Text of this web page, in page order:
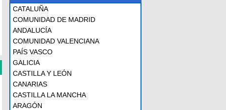
CATALUÑA
COMUNIDAD DE MADRID
ANDALUCÍA
COMUNIDAD VALENCIANA
PAÍS VASCO
GALICIA
CASTILLA Y LEÓN
CANARIAS
CASTILLA LA MANCHA
ARAGÓN